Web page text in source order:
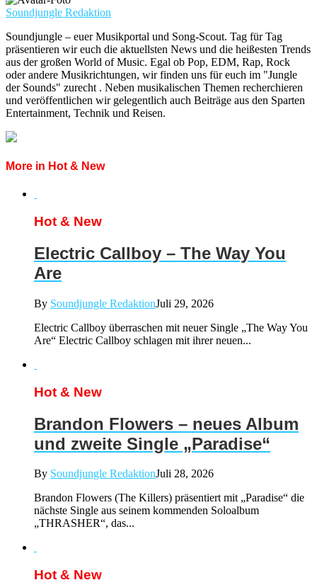
Soundjungle Redaktion
Soundjungle – euer Musikportal und Song-Scout. Tag für Tag
präsentieren wir euch die aktuellsten News und die heißesten Trends
aus der großen World of Music. Egal ob Pop, EDM, Rap, Rock
oder andere Musikrichtungen, wir finden uns für euch im "Jungle
der Sounds" zurecht . Neben musikalischen Themen recherchieren
und veröffentlichen wir gelegentlich auch Beiträge aus den Sparten
Entertainment, Technik und Reisen.
More in Hot & New
Hot & New
Electric Callboy – The Way You
Are
By Soundjungle RedaktionJuli 29, 2026
Electric Callboy überraschen mit neuer Single „The Way You
Are“ Electric Callboy schlagen mit ihrer neuen...
Hot & New
Brandon Flowers – neues Album
und zweite Single „Paradise“
By Soundjungle RedaktionJuli 28, 2026
Brandon Flowers (The Killers) präsentiert mit „Paradise“ die
nächste Single aus seinem kommenden Soloalbum
„THRASHER“, das...
Hot & New